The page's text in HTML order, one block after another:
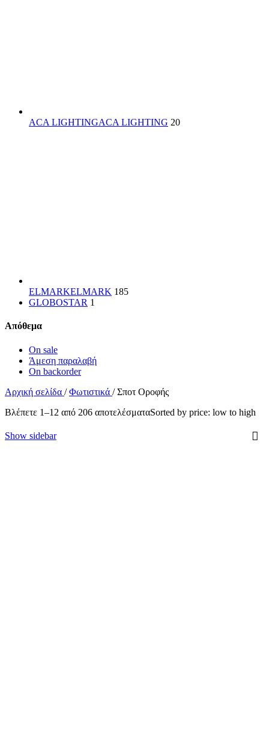
ACA LIGHTINGACA LIGHTING 20
ELMARKELMARK 185
GLOBOSTAR 1
Απόθεμα
On sale
Άμεση παραλαβή
On backorder
Αρχική σελίδα / Φωτιστικά / Σποτ Οροφής
Βλέπετε 1–12 από 206 αποτελέσματαSorted by price: low to high
Show sidebar